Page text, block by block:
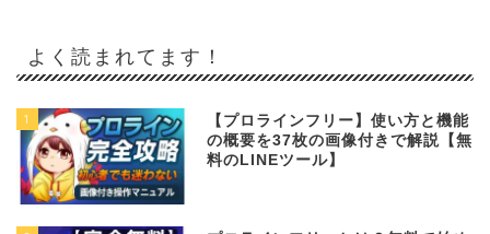
よく読まれてます！
1
【プロラインフリー】使い方と機能
の概要を37枚の画像付きで解説【無
料のLINEツール】